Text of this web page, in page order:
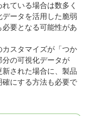
ている場合は数多く
ータを活用した脆弱
要となる可能性があ
スタマイズが「つか
の可視化データが
新された場合に、製品
にする方法も必要で